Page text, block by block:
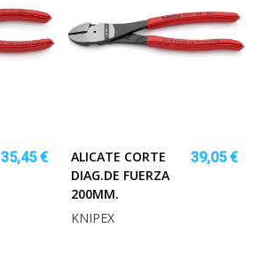
35,45 €
ALICATE CORTE
DIAG.DE FUERZA
200MM.
39,05 €
KNIPEX